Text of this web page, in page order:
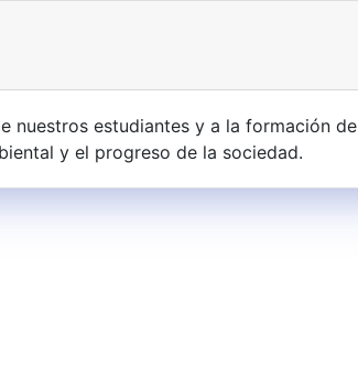
nuestros estudiantes y a la formación de
y el progreso de la sociedad.